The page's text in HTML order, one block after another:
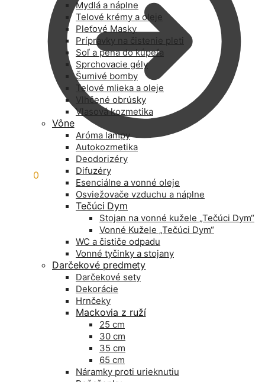
0
Mydlá a náplne
Telové krémy a oleje
Pleťové Masky
Prípravky na čistenie pleti
Soľ a pena do kúpeľa
Sprchovacie gély
Šumivé bomby
Telové mlieka a oleje
Vlhčené obrúsky
Vlasová kozmetika
Vône
Aróma lampy
Autokozmetika
Deodorizéry
Difuzéry
Esenciálne a vonné oleje
Osviežovače vzduchu a náplne
Tečúci Dym
Stojan na vonné kužele „Tečúci Dym“
Vonné Kužele „Tečúci Dym“
WC a čističe odpadu
Vonné tyčinky a stojany
Darčekové predmety
Darčekové sety
Dekorácie
Hrnčeky
Mackovia z ruží
25 cm
30 cm
35 cm
65 cm
Náramky proti urieknutiu